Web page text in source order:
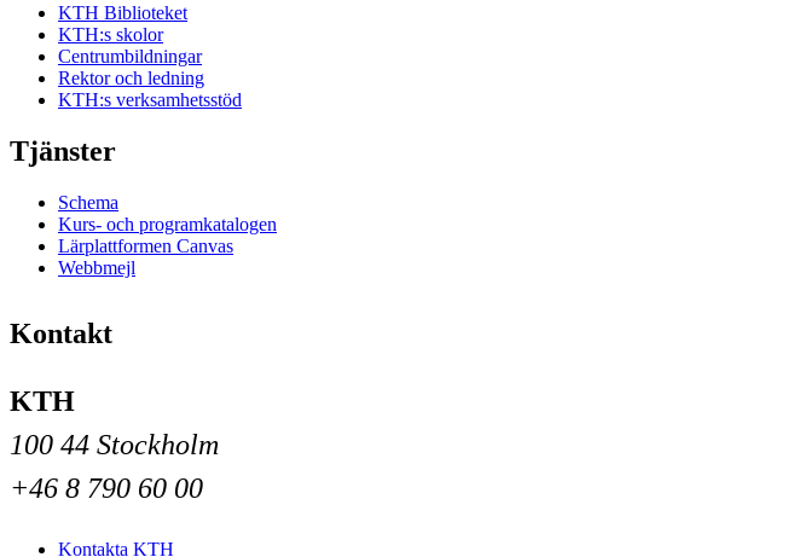
KTH Biblioteket
KTH:s skolor
Centrumbildningar
Rektor och ledning
KTH:s verksamhetsstöd
Tjänster
Schema
Kurs- och programkatalogen
Lärplattformen Canvas
Webbmejl
Kontakt
KTH
100 44 Stockholm
+46 8 790 60 00
Kontakta KTH